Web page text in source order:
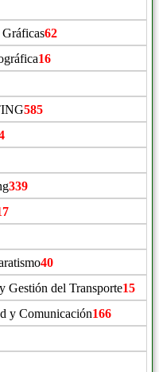
62
16
585
339
40
Gestión del Transporte15
y Comunicación166